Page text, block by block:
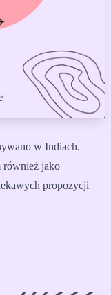
w Indiach.
również jako
propozycji